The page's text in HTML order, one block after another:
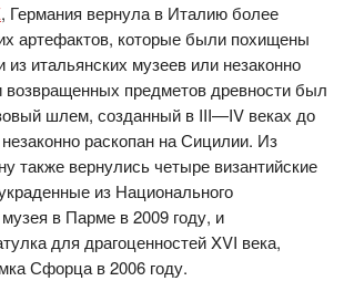
, Германия вернула в Италию более
артефактов, которые были похищены
из итальянских музеев или незаконно
предметов древности был
шлем, созданный в III—IV веках до
раскопан на Сицилии. Из
также вернулись четыре византийские
из Национального
музея в Парме в 2009 году, и
для драгоценностей XVI века,
Сфорца в 2006 году.